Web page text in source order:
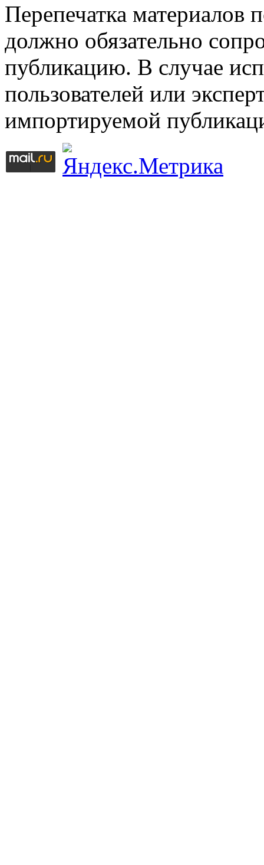
Перепечатка материалов
должно обязательно
публикацию. В случае
пользователей или
импортируемой